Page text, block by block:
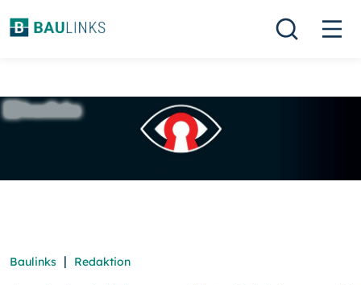
Baulinks | Redaktion